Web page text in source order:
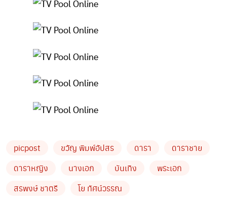
picpost ขวัญ พิมพ์อัปสร ดารา
ดาราชาย
ดาราหญิง
นางเอก บันเทิง
พระเอก
สรพงษ์ ชาตรี
โย ทัศน์วรรณ